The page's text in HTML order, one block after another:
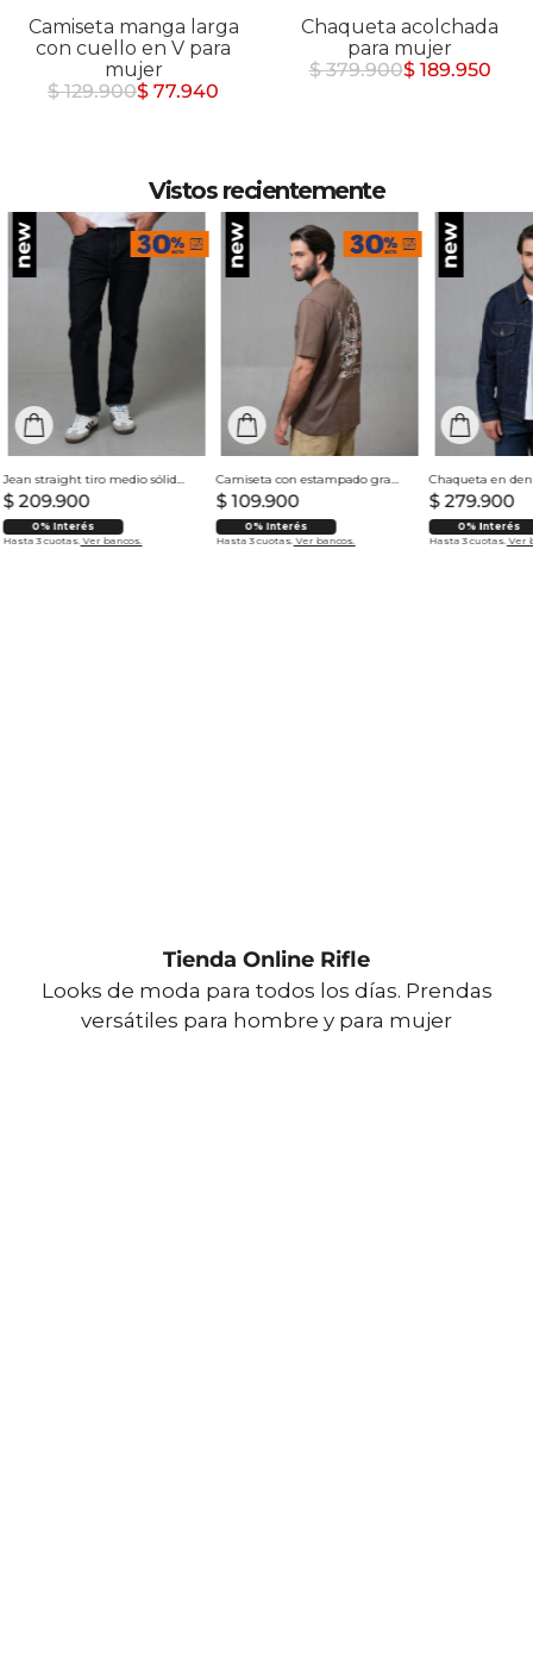
Camiseta manga larga
con cuello en V para
mujer
$ 129.900$ 77.940
Chaqueta acolchada
para mujer
$ 379.900$ 189.950
Vistos recientemente
Jean straight tiro medio sólido para hombre
$ 209.900
0% Interés
Hasta 3 cuotas. Ver bancos.
Camiseta con estampado grande en espalda para hombre
$ 109.900
0% Interés
Hasta 3 cuotas. Ver bancos.
$ 279.900
0% Interés
Hasta 3 cuotas. Ver
Tienda Online Rifle
Looks de moda para todos los días. Prendas
versátiles para hombre y para mujer